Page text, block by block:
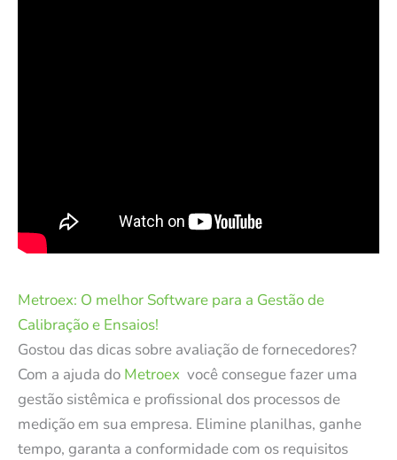
Metroex: O melhor Software para a Gestão de
Calibração e Ensaios!
Gostou das dicas sobre avaliação de fornecedores?
Com a ajuda do Metroex você consegue fazer uma
gestão sistêmica e profissional dos processos de
medição em sua empresa. Elimine planilhas, ganhe
tempo, garanta a conformidade com os requisitos